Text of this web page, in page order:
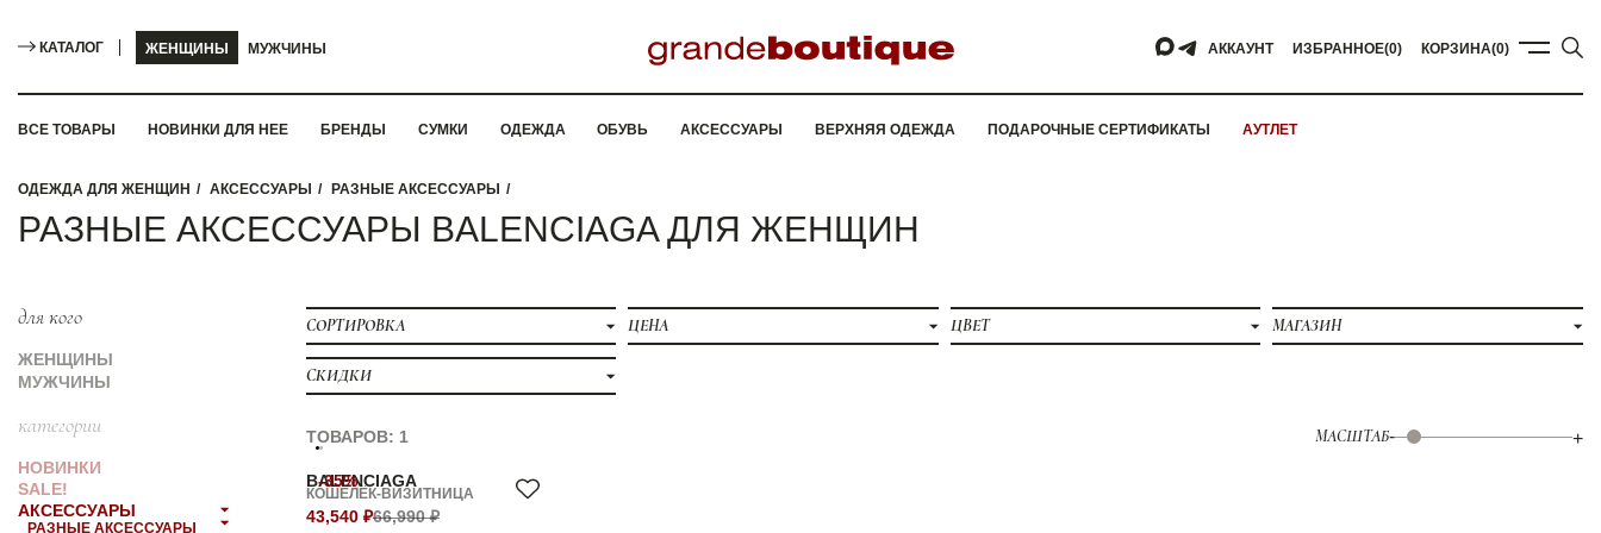
КАТАЛОГ ЖЕНЩИНЫ МУЖЧИНЫ АККАУНТ ИЗБРАННОЕ(0) КОРЗИНА(0)
ВСЕ ТОВАРЫ НОВИНКИ ДЛЯ НЕЕ БРЕНДЫ СУМКИ ОДЕЖДА ОБУВЬ АКСЕССУАРЫ ВЕРХНЯЯ ОДЕЖДА ПОДАРОЧНЫЕ СЕРТИФИКАТЫ АУТЛЕТ
ОДЕЖДА ДЛЯ ЖЕНЩИН АКСЕССУАРЫ РАЗНЫЕ АКСЕССУАРЫ
РАЗНЫЕ АКСЕССУАРЫ BALENCIAGA ДЛЯ ЖЕНЩИН
для кого
ЖЕНЩИНЫ
МУЖЧИНЫ
категории
НОВИНКИ
SALE!
АКСЕССУАРЫ
РАЗНЫЕ АКСЕССУАРЫ
СОРТИРОВКА ЦЕНА ЦВЕТ МАГАЗИН
СКИДКИ
ТОВАРОВ: 1 МАСШТАБ- +
-35%
BALENCIAGA
КОШЕЛЁК-ВИЗИТНИЦА
43,540 ₽66,990 ₽